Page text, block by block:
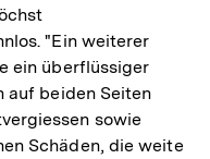
"Ein weiterer
ein überflüssiger
auf beiden Seiten
sowie
Schäden, die weite